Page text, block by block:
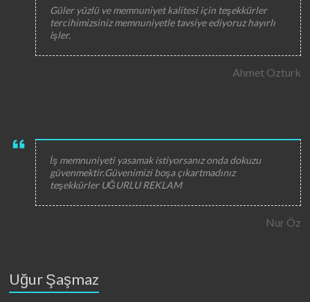
Güler yüzlü ve memnuniyet kalitesi için teşekkürler
tercihimizsiniz memnuniyetle tavsiye ediyoruz hayırlı
işler.
Ahmet Ozturk
İş memnuniyeti yasamak istiyorsanız onda dokuzu
güvenmektir.Güvenimizi boşa çıkartmadınız
teşekkürler UĞURLU REKLAM
Nur Öz
Uğur Şaşmaz